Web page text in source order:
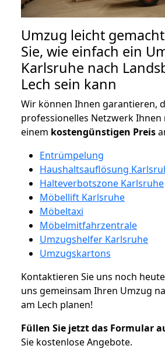
Umzug leicht
Sie, wie einfach ein
Karlsruhe nach
Lech sein kann
Wir können Ihnen garantieren,
professionelles Netzwerk Ihnen
einem kostengünstigen Preis
Entrümpelung
Haushaltsauflösung
Halteverbotszone Karlsruhe
Möbellift Karlsruhe
Möbeltaxi
Möbelmitfahrzentrale
Umzugshelfer Karlsruhe
Umzugskartons
Kontaktieren Sie uns noch
uns gemeinsam Ihren Umzug
am Lech planen!
Füllen Sie jetzt das Formular
Sie kostenlose Angebote.